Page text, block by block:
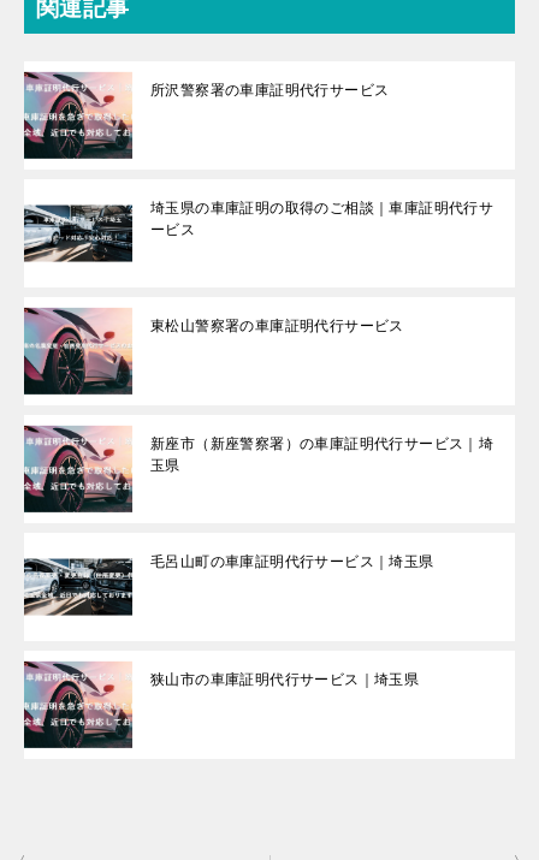
関連記事
所沢警察署の車庫証明代行サービス
埼玉県の車庫証明の取得のご相談｜車庫証明代行サ
ービス
東松山警察署の車庫証明代行サービス
新座市（新座警察署）の車庫証明代行サービス｜埼
玉県
毛呂山町の車庫証明代行サービス｜埼玉県
狭山市の車庫証明代行サービス｜埼玉県